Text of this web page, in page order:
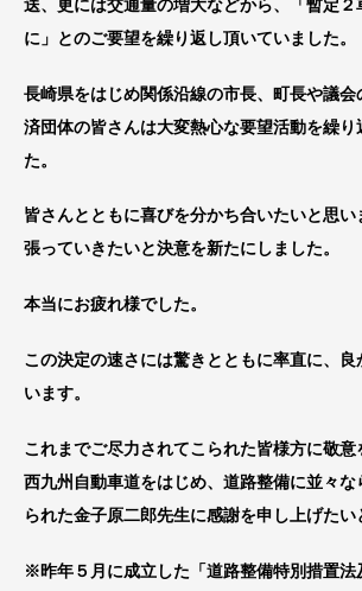
送、更には交通量の増大などから、「暫定２
に」とのご要望を繰り返し頂いていました。
長崎県をはじめ関係沿線の市長、町長や議
済団体の皆さんは大変熱心な要望活動を繰り
た。
皆さんとともに喜びを分かち合いたいと思
張っていきたいと決意を新たにしました。
本当にお疲れ様でした。
この決定の速さには驚きとともに率直に、良
います。
これまでご尽力されてこられた皆様方に敬意
西九州自動車道をはじめ、道路整備に並々な
られた金子原二郎先生に感謝を申し上げたい
※昨年５月に成立した「道路整備特別措置法